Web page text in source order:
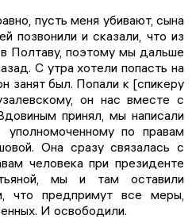
пусть меня убивают, сына
позвонили и сказали, что из
Полтаву, поэтому мы дальше
С утра хотели попасть на
занят был. Попали к [спикеру
он нас вместе с
принял, мы написали
по правам
Она сразу связалась с
человека при президенте
мы и там оставили
что предпримут все меры,
И освободили.